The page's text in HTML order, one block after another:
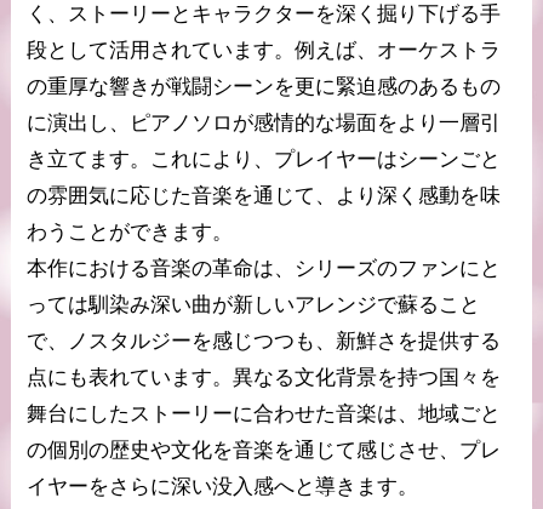
く、ストーリーとキャラクターを深く掘り下げる手
段として活用されています。例えば、オーケストラ
の重厚な響きが戦闘シーンを更に緊迫感のあるもの
に演出し、ピアノソロが感情的な場面をより一層引
き立てます。これにより、プレイヤーはシーンごと
の雰囲気に応じた音楽を通じて、より深く感動を味
わうことができます。
本作における音楽の革命は、シリーズのファンにと
っては馴染み深い曲が新しいアレンジで蘇ること
で、ノスタルジーを感じつつも、新鮮さを提供する
点にも表れています。異なる文化背景を持つ国々を
舞台にしたストーリーに合わせた音楽は、地域ごと
の個別の歴史や文化を音楽を通じて感じさせ、プレ
イヤーをさらに深い没入感へと導きます。